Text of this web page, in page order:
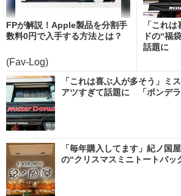
FPが解説！Apple製品を分割手
数料0円で入手する方法とは？
(Fav-Log)
「これ
ドの“福
話題に
「これは喜ぶ人が多そう」ミ
アツすぎて話題に 「ポンデ
「毎年購入してます」紀ノ国
の“クリスマスミニトートバッ